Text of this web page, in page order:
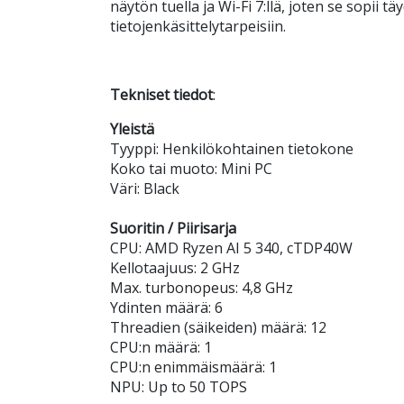
näytön tuella ja Wi-Fi 7:llä, joten se sopii
tietojenkäsittelytarpeisiin.
Tekniset tiedot:
Yleistä
Tyyppi: Henkilökohtainen tietokone
Koko tai muoto: Mini PC
Väri: Black
Suoritin / Piirisarja
CPU: AMD Ryzen AI 5 340, cTDP40W
Kellotaajuus: 2 GHz
Max. turbonopeus: 4,8 GHz
Ydinten määrä: 6
Threadien (säikeiden) määrä: 12
CPU:n määrä: 1
CPU:n enimmäismäärä: 1
NPU: Up to 50 TOPS